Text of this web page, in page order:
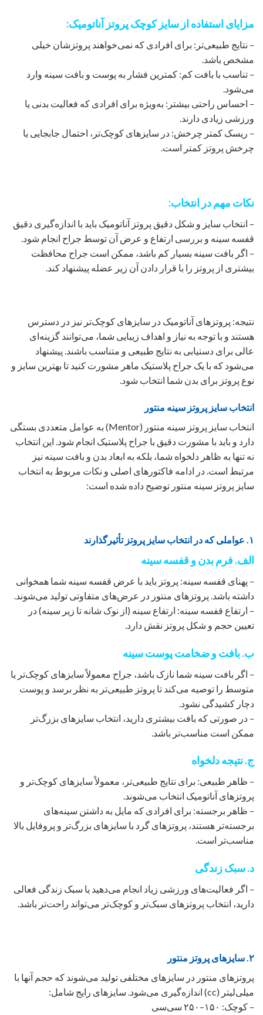
مزایای استفاده از سایز کوچک پروتز آناتومیک:
– نتایج طبیعی‌تر: برای افرادی که نمی‌خواهند پروتزشان خیلی
مشخص باشد.
– تناسب با بافت کم: کمترین فشار به پوست و بافت سینه وارد
می‌شود.
– احساس راحتی بیشتر: به‌ویژه برای افرادی که فعالیت بدنی یا
ورزشی زیادی دارند.
– ریسک کمتر چرخش: در سایزهای کوچک‌تر، احتمال جابجایی یا
چرخش پروتز کمتر است.
نکات مهم در انتخاب:
– انتخاب سایز و شکل دقیق پروتز آناتومیک باید با اندازه‌گیری دقیق
قفسه سینه و بررسی ارتفاع و عرض آن توسط جراح انجام شود.
– اگر بافت سینه بسیار کم باشد، ممکن است جراح محافظت
بیشتری از پروتز را با قرار دادن آن زیر عضله پیشنهاد کند.
نتیجه: پروتزهای آناتومیک در سایزهای کوچک‌تر نیز در دسترس
هستند و با توجه به نیاز و اهداف زیبایی شما، می‌توانند گزینه‌ای
عالی برای دستیابی به نتایج طبیعی و متناسب باشند. پیشنهاد
می‌شود که با یک جراح پلاستیک ماهر مشورت کنید تا بهترین سایز و
نوع پروتز برای بدن شما انتخاب شود.
انتخاب سایز پروتز سینه منتور
انتخاب سایز پروتز سینه منتور (Mentor) به عوامل متعددی بستگی
دارد و باید با مشورت دقیق با جراح پلاستیک انجام شود. این انتخاب
نه تنها به ظاهر دلخواه شما، بلکه به ابعاد بدن و بافت سینه نیز
مرتبط است. در ادامه فاکتورهای اصلی و نکات مربوط به انتخاب
سایز پروتز سینه منتور توضیح داده شده است:
۱. عواملی که در انتخاب سایز پروتز تأثیرگذارند
الف. فرم بدن و قفسه سینه
– پهنای قفسه سینه: پروتز باید با عرض قفسه سینه شما همخوانی
داشته باشد. پروتزهای منتور در عرض‌های متفاوتی تولید می‌شوند.
– ارتفاع قفسه سینه: ارتفاع سینه (از نوک شانه تا زیر سینه) در
تعیین حجم و شکل پروتز نقش دارد.
ب. بافت و ضخامت پوست سینه
– اگر بافت سینه شما نازک باشد، جراح معمولاً سایزهای کوچک‌تر یا
متوسط را توصیه می‌کند تا پروتز طبیعی‌تر به نظر برسد و پوست
دچار کشیدگی نشود.
– در صورتی که بافت بیشتری دارید، انتخاب سایزهای بزرگ‌تر
ممکن است مناسب‌تر باشد.
ج. نتیجه دلخواه
– ظاهر طبیعی: برای نتایج طبیعی‌تر، معمولاً سایزهای کوچک‌تر و
پروتزهای آناتومیک انتخاب می‌شوند.
– ظاهر برجسته: برای افرادی که مایل به داشتن سینه‌های
برجسته‌تر هستند، پروتزهای گرد با سایزهای بزرگ‌تر و پروفایل بالا
مناسب‌تر است.
د. سبک زندگی
– اگر فعالیت‌های ورزشی زیاد انجام می‌دهید یا سبک زندگی فعالی
دارید، انتخاب پروتزهای سبک‌تر و کوچک‌تر می‌تواند راحت‌تر باشد.
۲. سایزهای پروتز منتور
پروتزهای منتور در سایزهای مختلفی تولید می‌شوند که حجم آنها با
میلی‌لیتر (cc) اندازه‌گیری می‌شود. سایزهای رایج شامل:
– کوچک: ۱۵۰–۲۵۰ سی‌سی